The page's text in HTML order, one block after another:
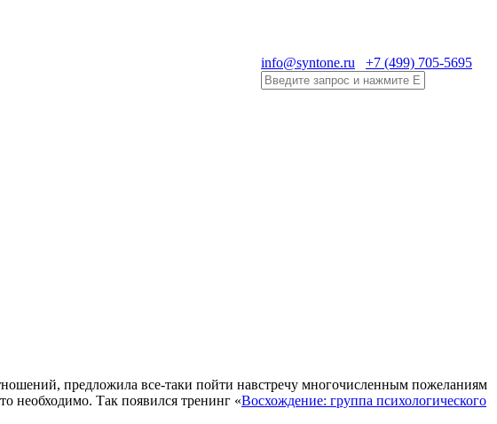
info@syntone.ru +7 (499) 705-5695
предложила все-таки пойти навстречу многочисленным пожеланиям
необходимо. Так появился тренинг «Восхождение: группа психологического